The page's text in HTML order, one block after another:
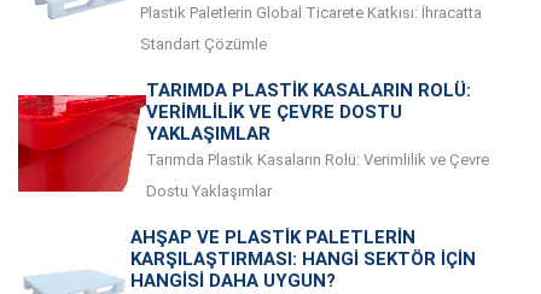
Plastik Paletlerin Global Ticarete Katkısı: İhracatta
Standart Çözümle
TARIMDA PLASTIK KASALARIN ROLÜ:
VERIMLILIK VE ÇEVRE DOSTU
YAKLAŞIMLAR
Tarımda Plastik Kasaların Rolü: Verimlilik ve Çevre
Dostu Yaklaşımlar
AHŞAP VE PLASTIK PALETLERIN
KARŞILAŞTIRMASI: HANGI SEKTÖR İÇIN
HANGISI DAHA UYGUN?